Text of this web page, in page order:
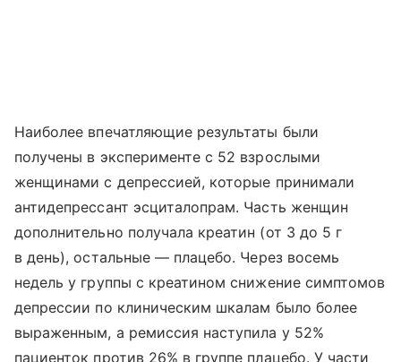
Наиболее впечатляющие результаты были
получены в эксперименте с 52 взрослыми
женщинами с депрессией, которые принимали
антидепрессант эсциталопрам. Часть женщин
дополнительно получала креатин (от 3 до 5 г
в день), остальные — плацебо. Через восемь
недель у группы с креатином снижение симптомов
депрессии по клиническим шкалам было более
выраженным, а ремиссия наступила у 52%
пациенток против 26% в группе плацебо. У части